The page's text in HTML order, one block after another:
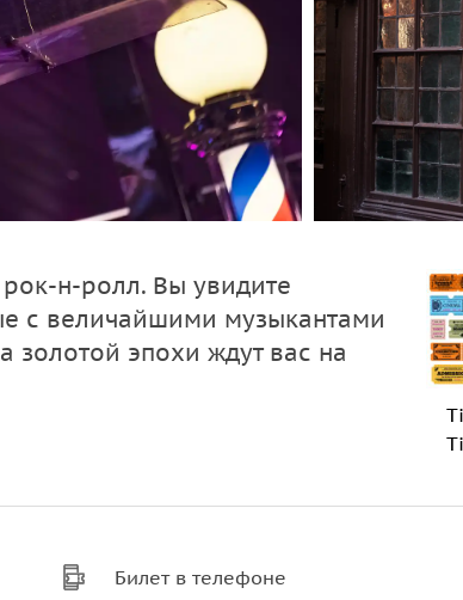
н-ролл. Вы увидите
с величайшими музыкантами
золотой эпохи ждут вас на
Билет в телефоне